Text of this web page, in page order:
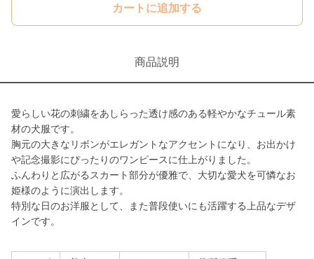
カートに追加する
商品説明
愛らしい花の刺繍をあしらった透け感のある軽やかなチュール素
材の犬服です。
胸元の大きなリボンがエレガントなアクセントになり、お出かけ
や記念撮影にぴったりのワンピースに仕上がりました。
ふんわりと広がるスカート部分が優雅で、大切な愛犬を可憐なお
姫様のように演出します。
特別な日のお洋服として、また普段使いにも活躍する上品なデザ
インです。